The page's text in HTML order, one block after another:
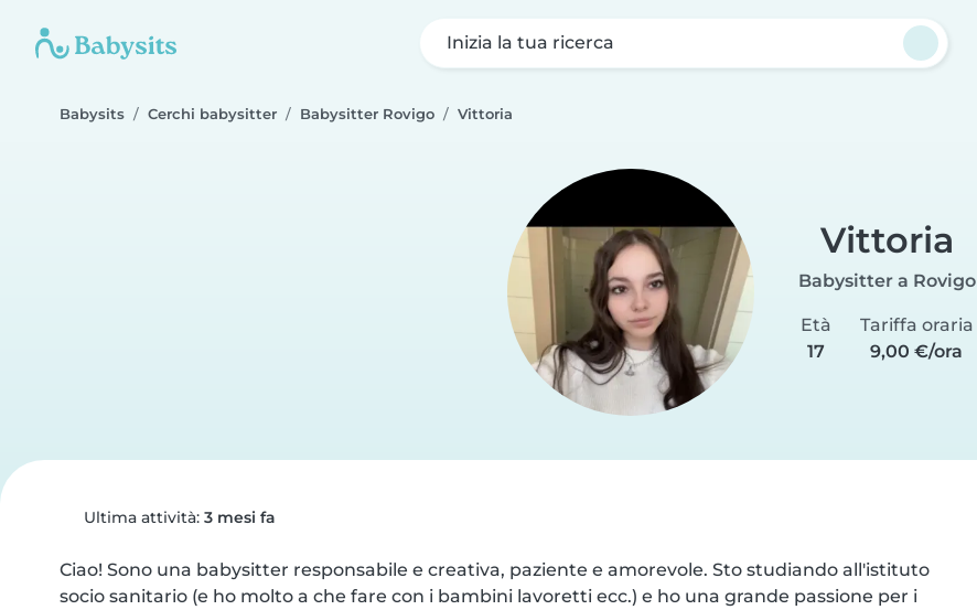
Inizia la tua ricerca
Babysits Cerchi babysitter Babysitter Rovigo Vittoria
Vittoria
Babysitter a Rovigo
Età
17
Tariffa oraria
9,00 €/ora
Ultima attività: 3 mesi fa
Ciao! Sono una babysitter responsabile e creativa, paziente e amorevole. Sto studiando all'istituto
socio sanitario (e ho molto a che fare con i bambini lavoretti ecc.) e ho una grande passione per i